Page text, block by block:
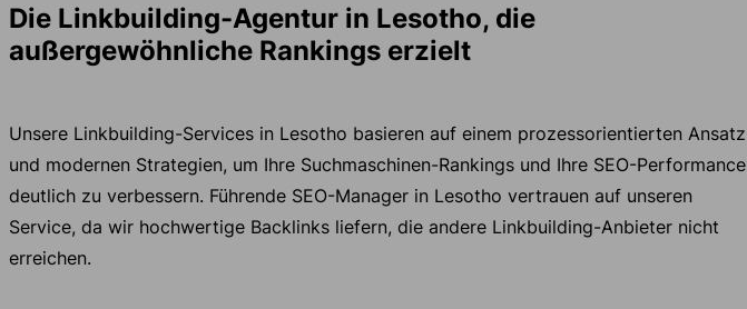
Die Linkbuilding-Agentur in Lesotho, die
außergewöhnliche Rankings erzielt
Unsere Linkbuilding-Services in Lesotho basieren auf einem prozessorientierten Ansatz
und modernen Strategien, um Ihre Suchmaschinen-Rankings und Ihre SEO-Performance
deutlich zu verbessern. Führende SEO-Manager in Lesotho vertrauen auf unseren
Service, da wir hochwertige Backlinks liefern, die andere Linkbuilding-Anbieter nicht
erreichen.